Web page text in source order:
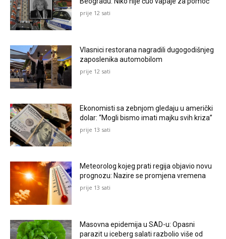
prije 12 sati
Vlasnici restorana nagradili dugogodišnjeg
zaposlenika automobilom
prije 12 sati
Ekonomisti sa zebnjom gledaju u američki
dolar: “Mogli bismo imati majku svih kriza”
prije 13 sati
Meteorolog kojeg prati regija objavio novu
prognozu: Nazire se promjena vremena
prije 13 sati
Masovna epidemija u SAD-u: Opasni
parazit u iceberg salati razbolio više od